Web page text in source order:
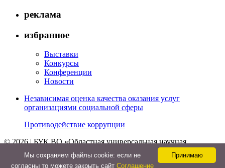
реклама
избранное
Выставки
Конкурсы
Конференции
Новости
Независимая оценка качества оказания услуг
организациями социальной сферы
Противодействие коррупции
© 2026 | БУК ВО «Областная универсальная научная
библиотека»
Принимаю
Мы cохраняем файлы cookie: если не
согласны то можете закрыть сайт Соглашение